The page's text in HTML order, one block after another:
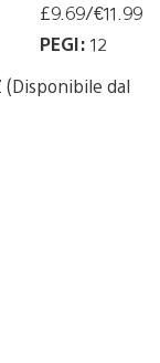
£9.69/€11.99
PEGI: 12
(Disponibile dal